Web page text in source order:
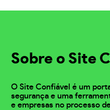
Sobre o Site
O Site Confiável é um
segurança e uma
e empresas no processo